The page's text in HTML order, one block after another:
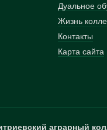
Дуальное
Жизнь
Контакты
Карта сайта
аграрный